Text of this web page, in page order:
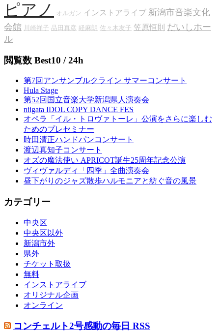
ピアノ オルガン インストアライブ 新潟市音楽文化
会館
川崎祥子 品田真彦 経麻朗 佐々木友子 笠原恒則 だいしホー
ル
閲覧数 Best10 / 24h
第7回アンサンブルクライン サマーコンサート
Hula Stage
第52回国立音楽大学新潟県人演奏会
niigata IDOL COPY DANCE FES
オペラ「イル・トロヴァトーレ」公演をさらに楽しむ
ためのプレセミナー
時田清正ハンドパンコンサート
渡辺真知子コンサート
オズの魔法使い APRICOT誕生25周年記念公演
ヴィヴァルディ「四季」全曲演奏会
昼下がりのジャズ散歩ハルモニアと紡ぐ音の風景
カテゴリー
中央区
中央区以外
新潟市外
県外
チケット取扱
無料
インストアライブ
オリジナル企画
オンライン
コンチェルト2号感動の毎日 RSS